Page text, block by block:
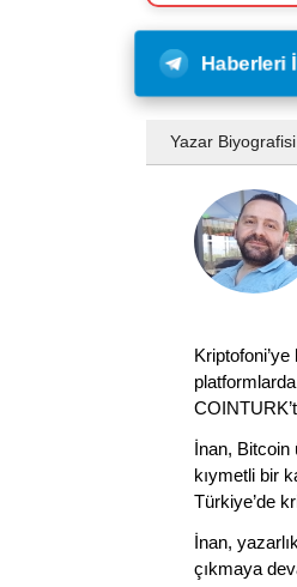
Haberleri
Yazar Biyografisi
İnan, Bitcoin
kıymetli bir
Türkiye’de
İnan,
çıkmaya